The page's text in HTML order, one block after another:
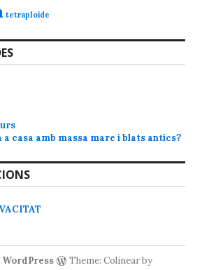
tetraploide
a casa amb massa mare i blats antics?
Theme: Colinear by